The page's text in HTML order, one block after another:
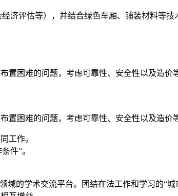
济评估等），并结合绿色车厢、铺装材料等
置困难的问题，考虑可靠性、安全性以及造价
置困难的问题，考虑可靠性、安全性以及造价
工作。
件”。
的学术交流平台。团结在法工作和学习的“